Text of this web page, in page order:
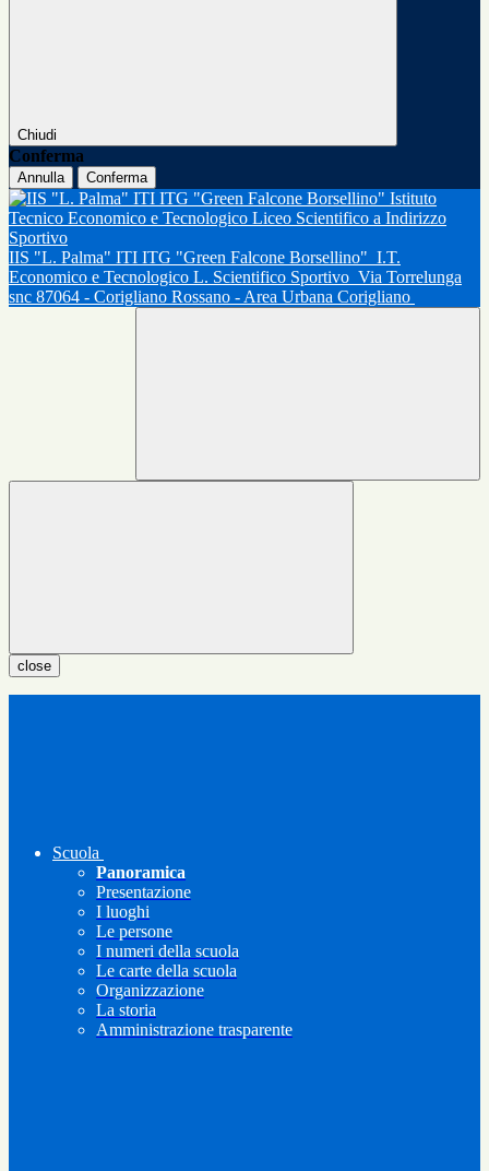
Chiudi
Conferma
Annulla Conferma
IIS "L. Palma" ITI ITG "Green Falcone Borsellino" I.T.
Economico e Tecnologico L. Scientifico Sportivo Via Torrelunga
snc 87064 - Corigliano Rossano - Area Urbana Corigliano
close
Scuola
Panoramica
Presentazione
I luoghi
Le persone
I numeri della scuola
Le carte della scuola
Organizzazione
La storia
Amministrazione trasparente